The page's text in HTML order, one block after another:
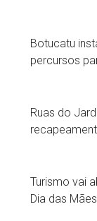
Botucatu
percursos
Ruas do
Turismo vai
Dia das